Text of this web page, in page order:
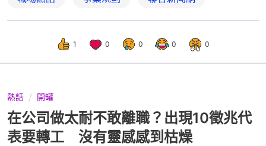
1 0 0 0 0
熱話 開罐
在公司做太耐不敢離職？出現10徵兆代
表要轉工 沒有靈感感到枯燥